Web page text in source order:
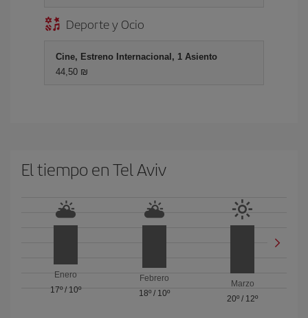
Deporte y Ocio
Cine, Estreno Internacional, 1 Asiento
44,50 ₪
El tiempo en Tel Aviv
Enero
17º/ 10º
Febrero
18º/ 10º
Marzo
20º / 12º